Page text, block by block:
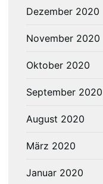
Dezember 2020
November 2020
Oktober 2020
September 2020
August 2020
März 2020
Januar 2020